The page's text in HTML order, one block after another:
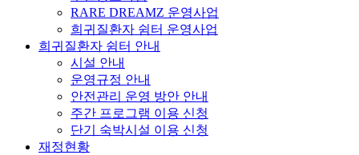
RARE DREAMZ 운영사업
희귀질환자 쉼터 운영사업
희귀질환자 쉼터 안내
시설 안내
운영규정 안내
안전관리 운영 방안 안내
주간 프로그램 이용 신청
단기 숙박시설 이용 신청
재정현황